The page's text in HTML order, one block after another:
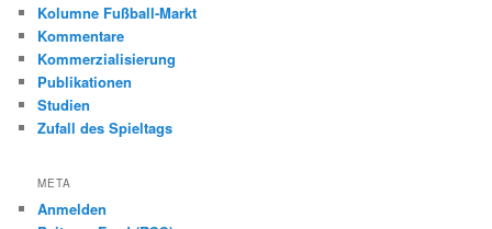
Kolumne Fußball-Markt
Kommentare
Kommerzialisierung
Publikationen
Studien
Zufall des Spieltags
META
Anmelden